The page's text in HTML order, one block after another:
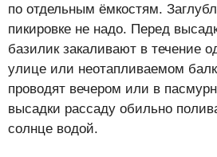
по отдельным ёмкостям.
пикировке не надо. Перед
базилик закаливают в течение
улице или неотапливаемом
проводят вечером или в
высадки рассаду обильно
солнце водой.